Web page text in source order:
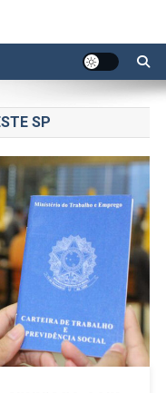
SP